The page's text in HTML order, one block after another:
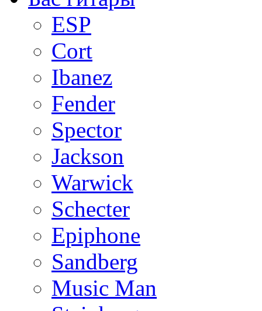
ESP
Cort
Ibanez
Fender
Spector
Jackson
Warwick
Schecter
Epiphone
Sandberg
Music Man